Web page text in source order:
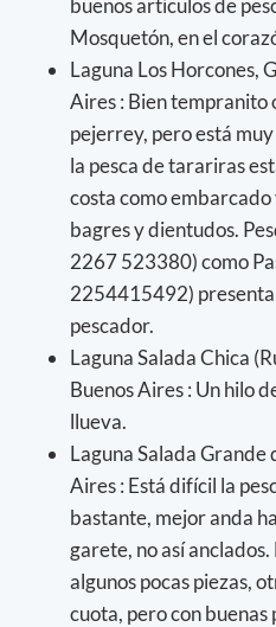
buenos artículos de
Mosquetón, en el
Laguna Los Horcones,
Aires : Bien tempranito
pejerrey, pero está
la pesca de tarariras
costa como
bagres y dientudos.
2267 523380) como
2254415492)
pescador.
Laguna Salada Chica
Buenos Aires : Un hilo
llueva.
Laguna Salada
Aires : Está difícil la
bastante, mejor anda
garete, no así
algunos pocas piezas,
cuota, pero con